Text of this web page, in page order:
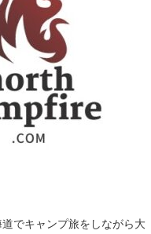
でキャンプ旅をしながら大